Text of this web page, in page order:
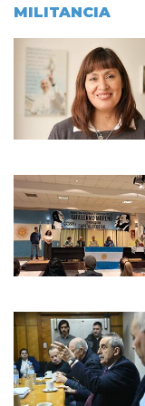
MILITANCIA
Imagen
Imagen
Imagen